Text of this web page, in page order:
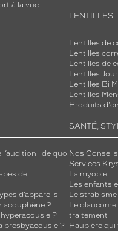
à la vue
LENTILLES
Lentilles de
Lentilles
Lentilles de
Lentilles
Lentilles Bi
Lentilles
Produits
: de quoi
de
d’appareils
acouphène ?
?
presbyacousie ?
SANTÉ,
Nos
Services
La myopie
Les enfants
Le strabisme
Le
traitement
Paupière